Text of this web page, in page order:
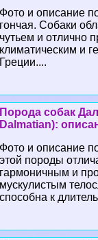
Фото и описание
гончая. Собаки
чутьем и отлично
климатическим и
Греции....
Порода собак
Dalmatian):
Фото и описание
этой породы
гармоничным и
мускулистым
способна к